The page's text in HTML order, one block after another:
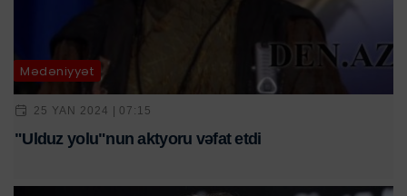
Mədəniyyət
25 YAN 2024 | 07:15
"Ulduz yolu"nun aktyoru vəfat etdi